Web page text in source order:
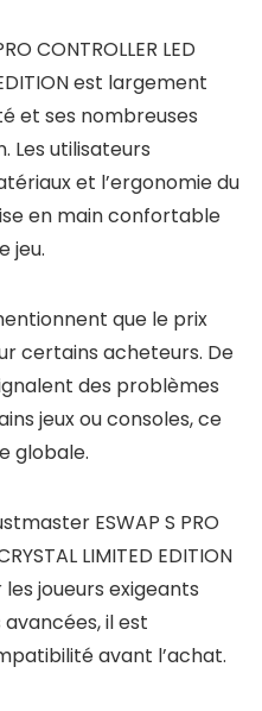
CONTROLLER LED
est largement
et ses nombreuses
Les utilisateurs
et l’ergonomie du
en main confortable
jeu.
que le prix
certains acheteurs. De
des problèmes
jeux ou consoles, ce
globale.
ESWAP S PRO
LIMITED EDITION
joueurs exigeants
il est
avant l’achat.